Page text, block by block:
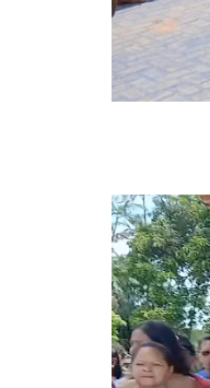
Tocador
de
vídeo